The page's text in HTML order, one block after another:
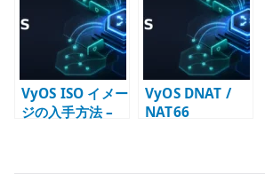
VyOS ISO イメー
ジの入手方法 –
VyOS DNAT /
NAT66